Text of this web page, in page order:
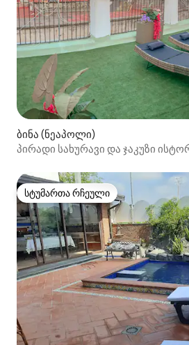
ბინა (ნეაპოლი)
პირადი სახურავი და ჯაკუზი
სტუმართა რჩეული
სტუმართა რჩეული